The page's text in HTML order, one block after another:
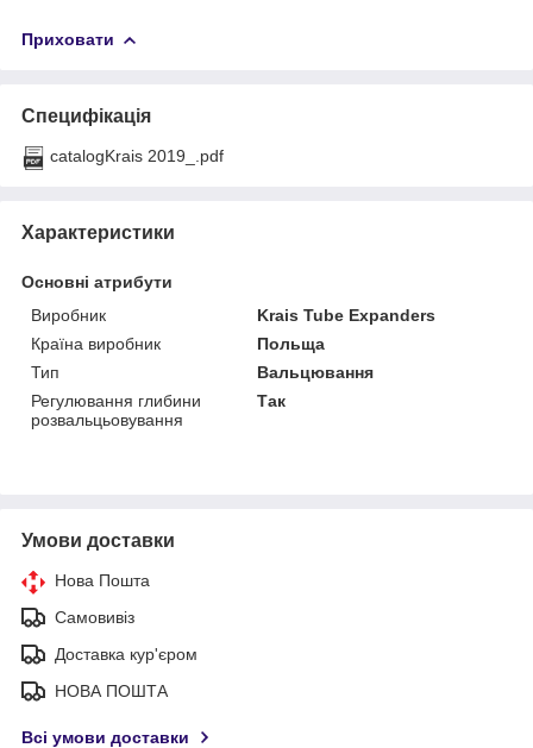
Приховати
Специфікація
catalogKrais 2019_.pdf
Характеристики
Основні атрибути
Виробник
Krais Tube Expanders
Країна виробник
Польща
Тип
Вальцювання
Регулювання глибини
розвальцьовування
Так
Умови доставки
Нова Пошта
Самовивіз
Доставка кур'єром
НОВА ПОШТА
Всі умови доставки